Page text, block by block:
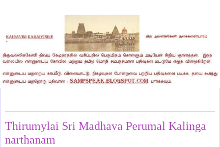
Thirumylai Sri Madhava Perumal Kalinga
narthanam